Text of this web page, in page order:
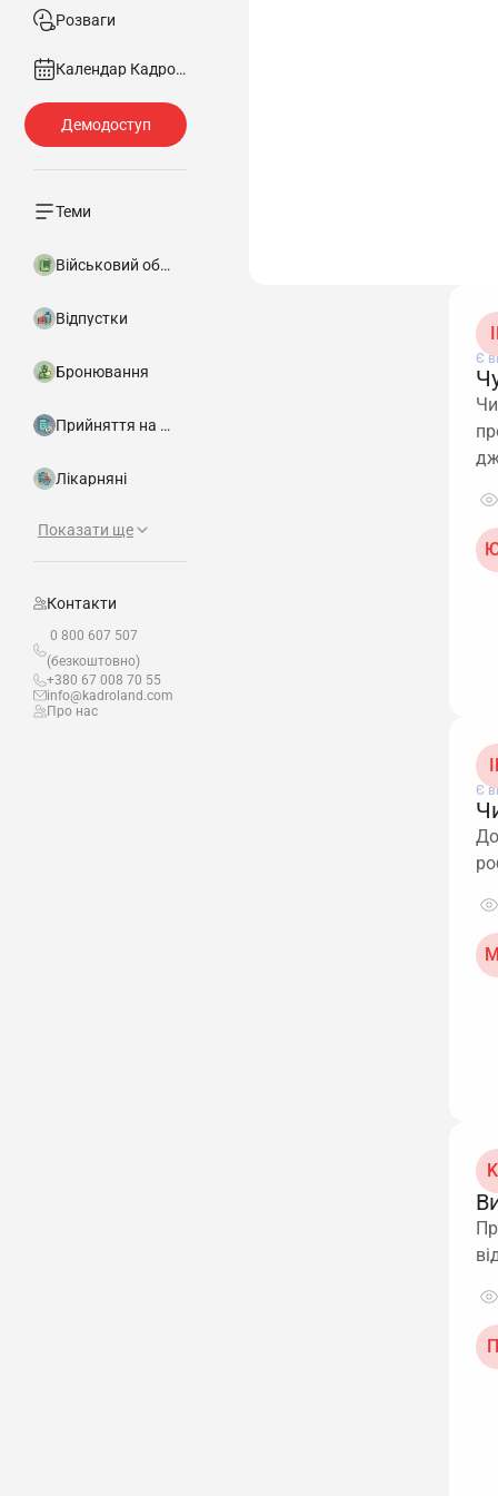
Розваги
Календар Кадровика
Теми
Військовий облік
Відпустки
Бронювання
Прийняття на роботу
Лікарняні
Показати ще
Контакти
0 800 607 507
(безкоштовно)
+380 67 008 70 55
info@kadroland.com
Про нас
Є
Є